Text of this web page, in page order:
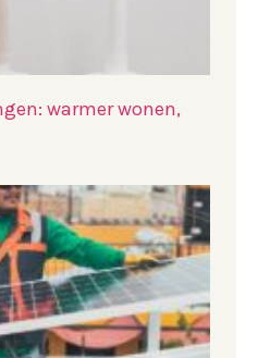
warmer wonen,